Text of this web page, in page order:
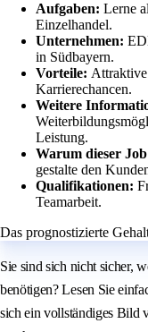
Aufgaben: Lerne
Einzelhandel.
Unternehmen:
in Südbayern.
Vorteile:
Karrierechancen.
Weitere
Leistung.
Warum dieser
gestalte den
Qualifikationen:
Teamarbeit.
Das prognostizierte
Sie sind sich nicht sicher,
benötigen? Lesen Sie
sich ein vollständiges Bild